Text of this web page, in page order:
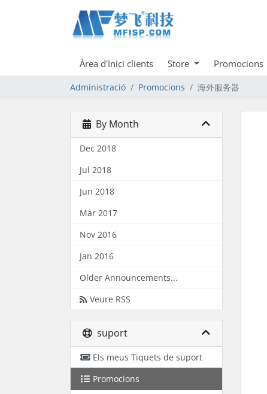
Àrea d'Inici clients Store Promocions
Administració Promocions 海外服务器
By Month
Dec 2018
Jul 2018
Jun 2018
Mar 2017
Nov 2016
Jan 2016
Older Announcements...
Veure RSS
suport
Els meus Tiquets de suport
Promocions